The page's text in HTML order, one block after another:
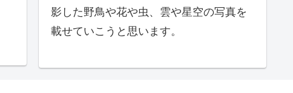
影した野鳥や花や虫、雲や星空の写真を
載せていこうと思います。